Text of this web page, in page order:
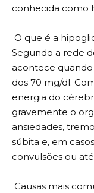
conhecida como
O que é a
Segundo a rede
acontece quando
dos 70 mg/dl.
energia do
gravemente o
ansiedades,
súbita e, em
convulsões ou
Causas mais